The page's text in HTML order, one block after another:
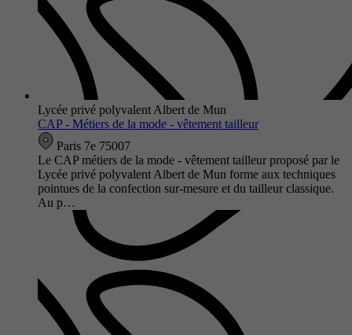
Lycée privé polyvalent Albert de Mun
CAP - Métiers de la mode - vêtement tailleur
Paris 7e 75007
Le CAP métiers de la mode - vêtement tailleur proposé par le
Lycée privé polyvalent Albert de Mun forme aux techniques
pointues de la confection sur-mesure et du tailleur classique.
Au p…